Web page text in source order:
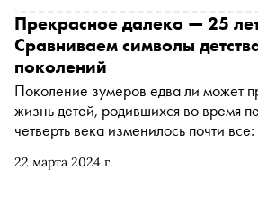
больничный клоун Екатерина
как помогает маленьким пациентам
период в их жизни, как справляется
зачем больничные клоуны нужны
22 марта 2024 г.
Прекрасное далеко — 25
Сравниваем символы
поколений
Поколение зумеров едва ли может
жизнь детей, родившихся во время
четверть века изменилось почти все:
«Плюс Детям», участниками группы